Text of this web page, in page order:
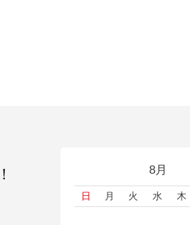
8月
日 月 火 水 木